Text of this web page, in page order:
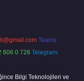
Teams:
606 0 726 Telegram:
Bilgi Teknolojileri ve